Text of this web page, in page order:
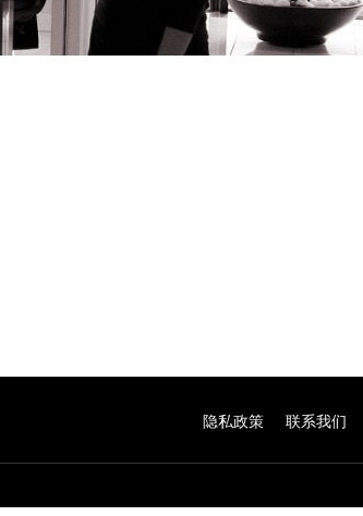
隐私政策 联系我们